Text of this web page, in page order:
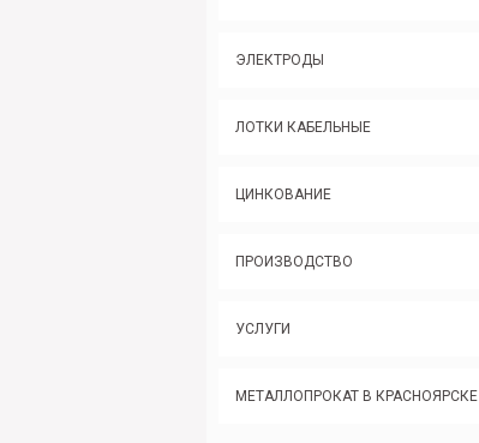
ЭЛЕКТРОДЫ
ЛОТКИ КАБЕЛЬНЫЕ
ЦИНКОВАНИЕ
ПРОИЗВОДСТВО
УСЛУГИ
МЕТАЛЛОПРОКАТ В КРАСНОЯРСКЕ